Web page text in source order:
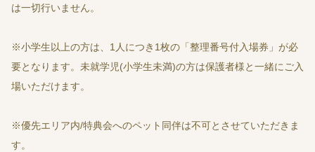
は一切行いません。
※小学生以上の方は、1人につき1枚の「整理番号付入場券」が必
要となります。未就学児(小学生未満)の方は保護者様と一緒にご入
場いただけます。
※優先エリア内/特典会へのペット同伴は不可とさせていただきま
す。